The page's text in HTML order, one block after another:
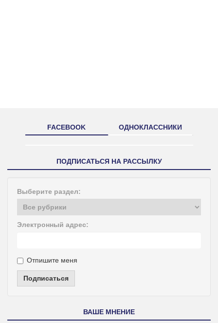
FACEBOOK ОДНОКЛАССНИКИ
ПОДПИСАТЬСЯ НА РАССЫЛКУ
Выберите раздел:
Электронный адрес:
Отпишите меня
Подписаться
ВАШЕ МНЕНИЕ